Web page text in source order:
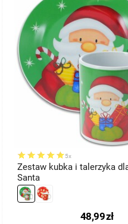
5x
Zestaw kubka i talerzyka
Santa
48,99zł